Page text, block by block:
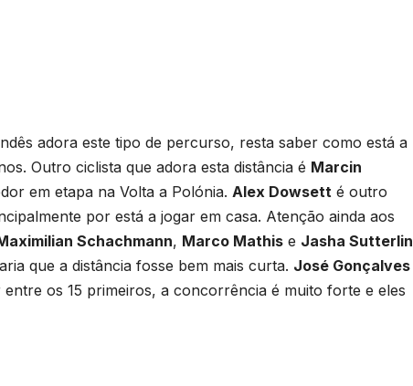
adora este tipo de percurso, resta saber como está a
Outro ciclista que adora esta distância é Marcin
em etapa na Volta a Polónia. Alex Dowsett é outro
por está a jogar em casa. Atenção ainda aos
Schachmann, Marco Mathis e Jasha Sutterlin
que a distância fosse bem mais curta. José Gonçalves
os 15 primeiros, a concorrência é muito forte e eles